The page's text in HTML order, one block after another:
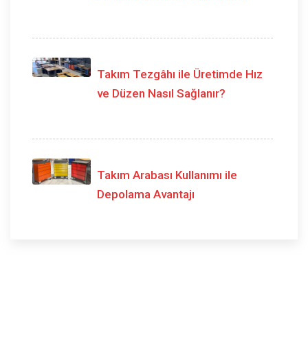
Takım Tezgâhı ile Üretimde Hız
ve Düzen Nasıl Sağlanır?
Takım Arabası Kullanımı ile
Depolama Avantajı